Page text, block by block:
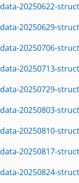
data-20250622-
data-20250629-
data-20250706-
data-20250713-
data-20250729-
data-20250803-
data-20250810-
data-20250817-
data-20250824-